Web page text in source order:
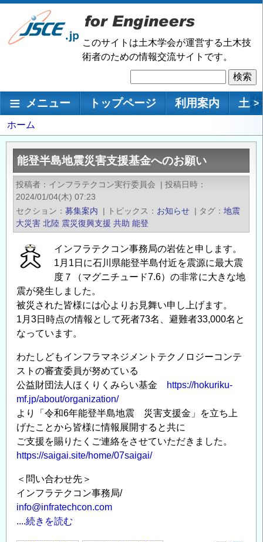
メ
ン
移
このサイトは土木学会が運営する土木技
術者のための情報交流サイトです。
索
メインナビゲーション
メニュー トップページ 利用案内 土 >
パ
ン
く
ず
ホーム
能登半島地震災害支援基金へのお願い
投稿者 インフラテクコン実行委員会 | 投稿日時
2024/01/04(木) 07:23
セクション
募集案内 | トピックス お知らせ | タグ
地震
大災害 北陸 震災復興支援 共助 能登
インフラテクコン事務局の岩佐と申します。
1月1日に石川県能登半島付近を震源に最大震
度７（マグニチュード7.6）の非常に大きな地
震が発生しました。
被災された皆様には心よりお見舞い申し上げます。
1月3日時点の情報として死者73名、避難者33,000名と
なっています。
わたしどもインフラマネジメントテクノロジーコンテ
ストの審査委員が努めている
公益財団法人ほくりくみらい基金
https://hokuriku-
mf.jp/about/organization/
より「令和6年能登半島地震 災害支援金」を立ち上
げたことから皆様に情報展開すると共に
ご支援を賜りたくご連絡をさせていただきました。
https://saigai.site/home/07saigai/
＜問い合わせ先＞
インフラテクコン事務局/
info@infratechcon.com
....続きを読む